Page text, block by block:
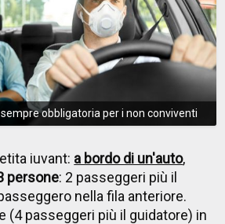
obbligatoria per i non conviventi
iuvant: a bordo di un'auto,
persone: 2 passeggeri più il
nella fila anteriore.
(4 passeggeri più il guidatore) in